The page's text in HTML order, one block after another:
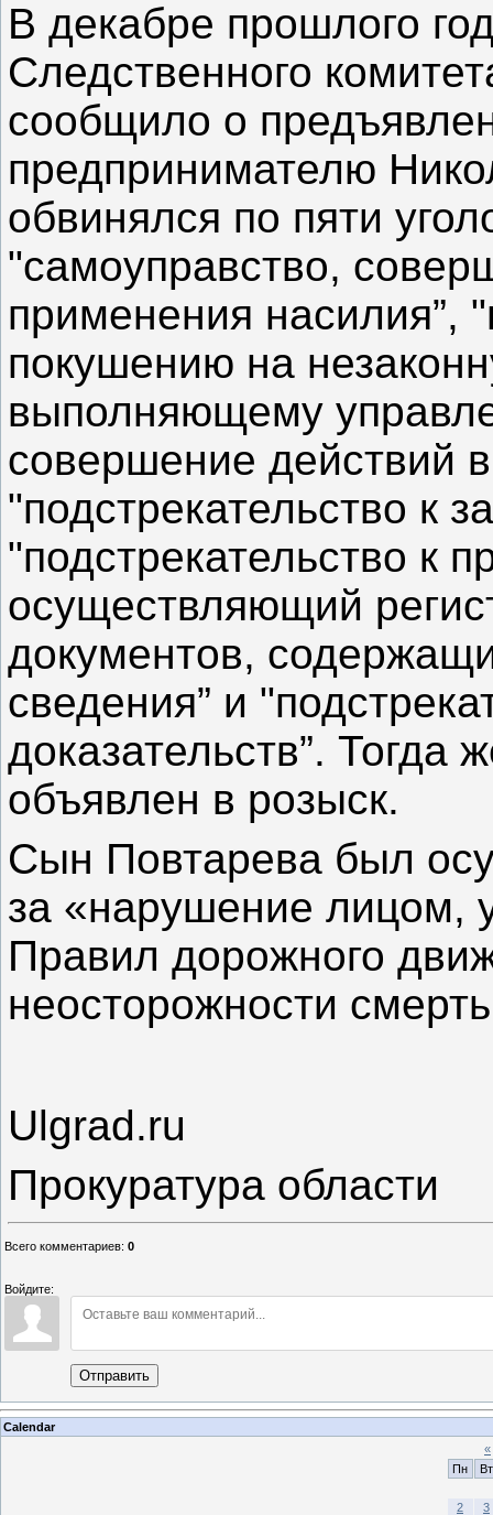
В декабре прошлого
Следственного
сообщило о
предпринимателю
обвинялся по пяти
"самоуправство,
применения насилия”,
покушению на
выполняющему
совершение действий
"подстрекательство к
"подстрекательство к
осуществляющий
документов,
сведения” и
доказательств”.
объявлен в розыск.
Сын Повтарева был
за «нарушение лицом,
Правил дорожного
неосторожности
Ulgrad.ru
Прокуратура области
Всего комментариев: 0
Войдите:
Отправить
Calendar
«
Пн
Вт
2
3